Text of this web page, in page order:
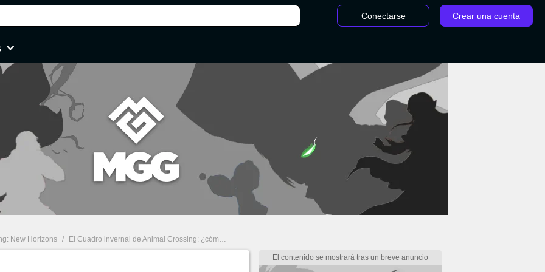
Conectarse Crear una cuenta
New Horizons / El Cuadro invernal de Animal Crossing: ¿cómo reconocer sus falsificaciones?